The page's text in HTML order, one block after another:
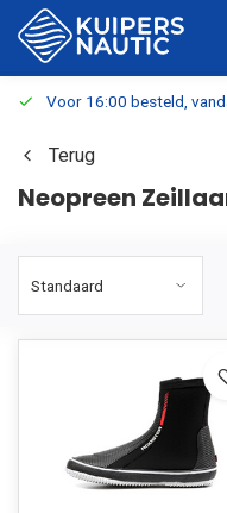
Voor 16:00 besteld,
Terug
Neopreen